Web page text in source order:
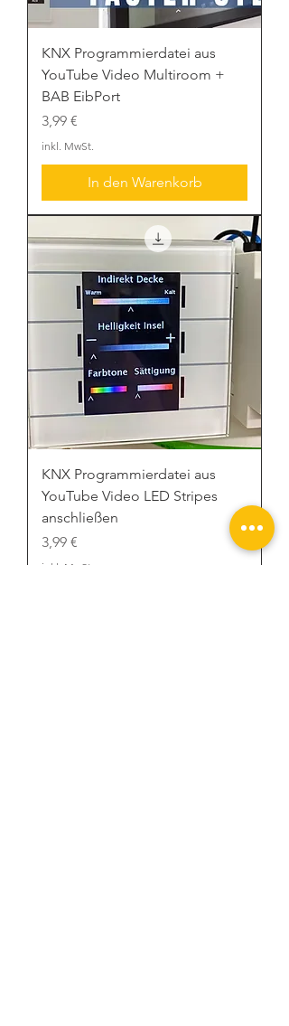
KNX Programmierdatei aus
YouTube Video Multiroom +
BAB EibPort
Preis
3,99 €
inkl. MwSt.
In den Warenkorb
KNX Programmierdatei aus
YouTube Video LED Stripes
anschließen
Preis
3,99 €
inkl. MwSt.